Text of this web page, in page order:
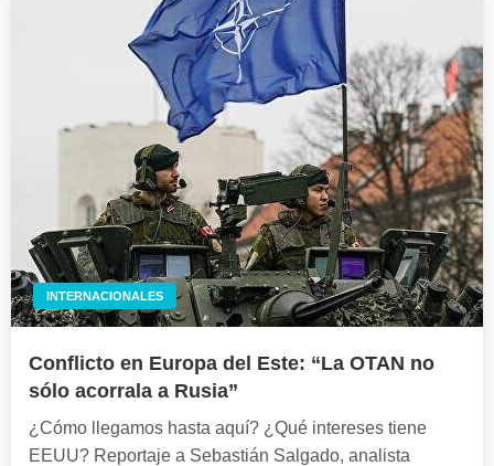
INTERNACIONALES
Conflicto en Europa del Este: “La OTAN no
sólo acorrala a Rusia”
¿Cómo llegamos hasta aquí? ¿Qué intereses tiene
EEUU? Reportaje a Sebastián Salgado, analista